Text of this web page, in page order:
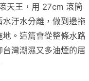
天王，用 27cm 滾筒
汙水分離，做到邊拖
。這篇會從整條水路
灣潮濕又多油煙的居